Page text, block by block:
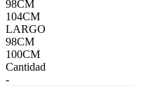
98CM
104CM
LARGO
98CM
100CM
Cantidad
-